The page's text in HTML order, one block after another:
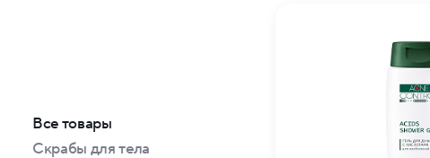
Все товары
Скрабы для тела